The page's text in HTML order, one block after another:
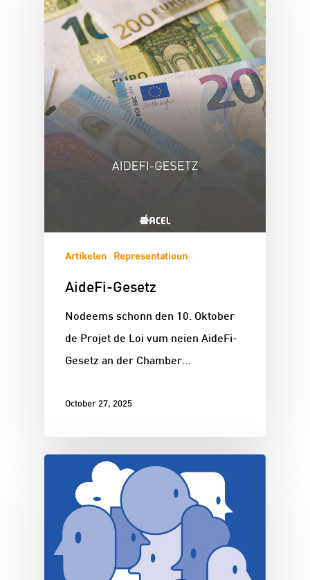
Artikelen Representatioun
AideFi-Gesetz
Nodeems schonn den 10. Oktober
de Projet de Loi vum neien AideFi-
Gesetz an der Chamber…
October 27, 2025